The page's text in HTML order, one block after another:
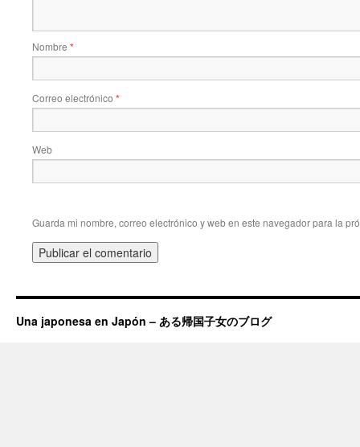
Nombre *
Correo electrónico *
Web
Guarda mi nombre, correo electrónico y web en este navegador para la
Una japonesa en Japón – ある帰国子女のブログ